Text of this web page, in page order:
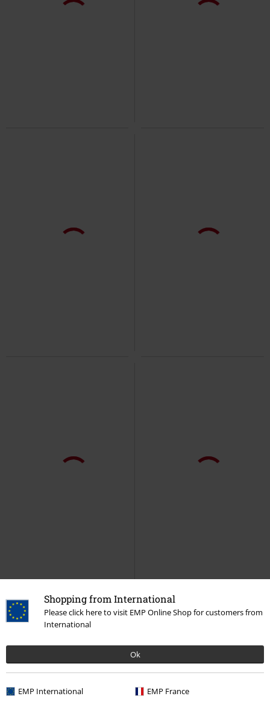
Shopping from International
Please click here to visit EMP Online Shop for customers from
International
Ok
EMP International EMP France